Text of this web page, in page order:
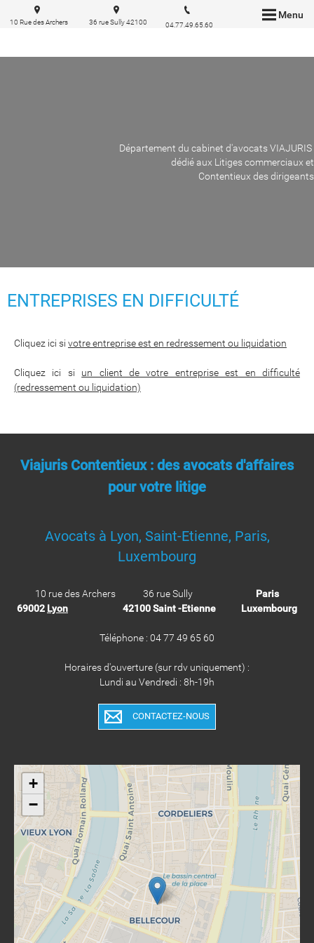
Menu
10 Rue des Archers
36 rue Sully 42100
04.77.49.65.60
Département du cabinet d'avocats VIAJURIS
dédié aux Litiges commerciaux et
Contentieux des dirigeants
ENTREPRISES EN DIFFICULTÉ
Cliquez ici si votre entreprise est en redressement ou liquidation
Cliquez ici si un client de votre entreprise est en difficulté
(redressement ou liquidation)
Viajuris Contentieux : des avocats d'affaires
pour votre litige
Avocats à Lyon, Saint-Etienne, Paris,
Luxembourg
10 rue des Archers 36 rue Sully Paris
69002 Lyon 42100 Saint -Etienne Luxembourg
Téléphone : 04 77 49 65 60
Horaires d'ouverture (sur rdv uniquement) :
Lundi au Vendredi : 8h-19h
CONTACTEZ-NOUS
+
−